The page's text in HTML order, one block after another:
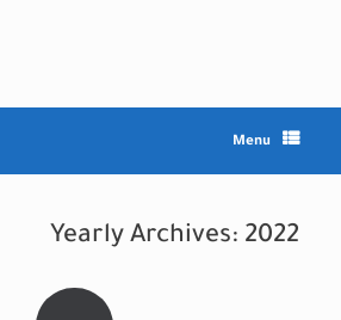
Menu
Yearly Archives: 2022